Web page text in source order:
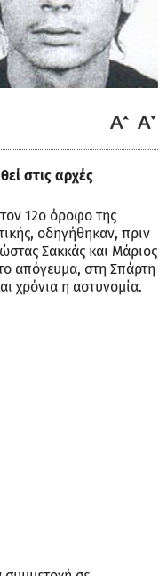
στις αρχές
12ο όροφο της
οδηγήθηκαν, πριν
Σακκάς και Μάριος
απόγευμα, στη Σπάρτη
χρόνια η αστυνομία.